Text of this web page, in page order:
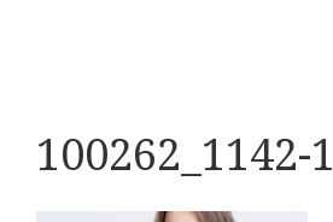
100262_1142-1